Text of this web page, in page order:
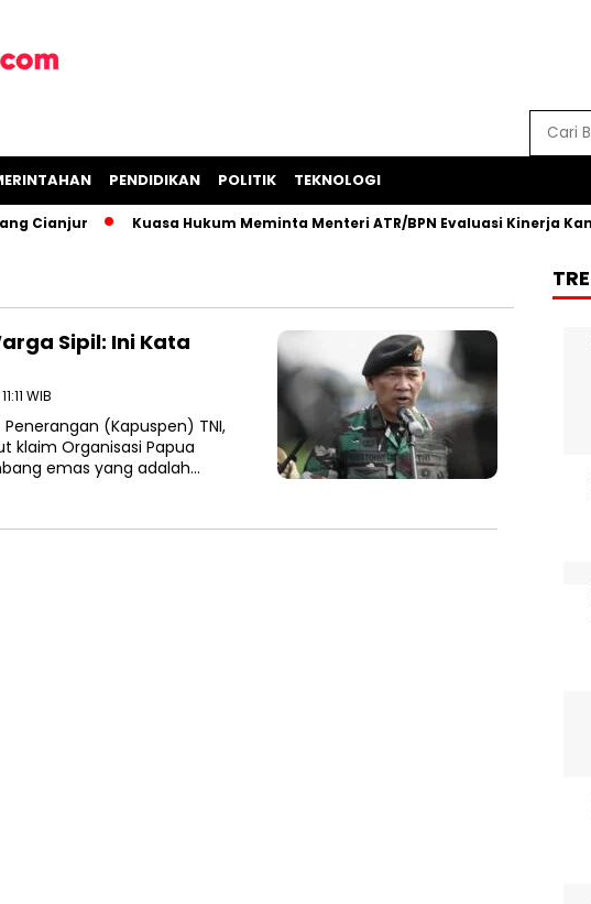
PENDIDIKAN POLITIK TEKNOLOGI
Cianjur Kuasa Hukum Meminta Menteri ATR/BPN Evaluasi Kinerja
Sipil: Ini Kata
WIB
(Kapuspen) TNI,
klaim Organisasi Papua
emas yang adalah…